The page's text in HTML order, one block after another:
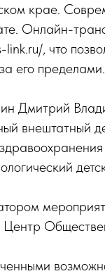
крае.
Онлайн-
, что
его пределами.
Дмитрий
внештатный